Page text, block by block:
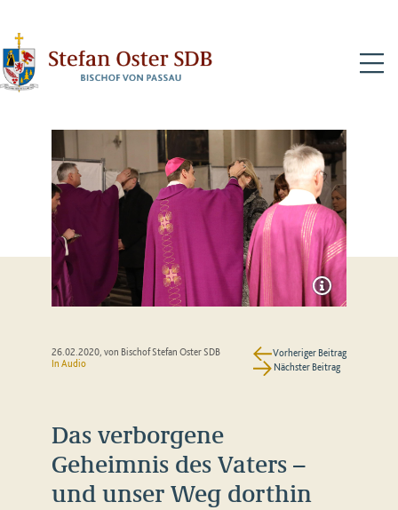
26.02.2020, von Bischof Stefan Oster SDB
In Audio
Vorheriger Beitrag
Nächster Beitrag
Das verborgene
Geheimnis des Vaters –
und unser Weg dorthin